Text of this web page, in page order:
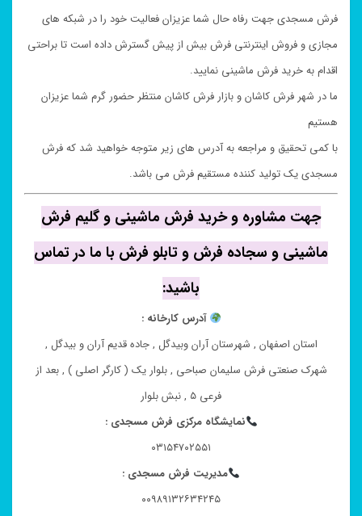
فرش مسجدی جهت رفاه حال شما عزیزان فعالیت خود را در شبکه های
مجازی و فروش اینترنتی فرش بیش از پیش گسترش داده است تا براحتی
اقدام به خرید فرش ماشینی نمایید.
ما در شهر فرش کاشان و بازار فرش کاشان منتظر حضور گرم شما عزیزان
هستیم
با کمی تحقیق و مراجعه به آدرس های زیر متوجه خواهید شد که فرش
مسجدی یک تولید کننده مستقیم فرش می باشد.
جهت مشاوره و خرید فرش ماشینی و گلیم فرش
ماشینی و سجاده فرش و تابلو فرش با ما در تماس
باشید:
آدرس کارخانه :
استان اصفهان , شهرستان آران وبیدگل , جاده قدیم آران و بیدگل ,
شهرک صنعتی فرش سلیمان صباحی , بلوار یک ( کارگر اصلی ) , بعد از
فرعی ۵ , نبش بلوار
نمایشگاه مرکزی فرش مسجدی :
۰۳۱۵۴۷۰۲۵۵۱
مدیریت فرش مسجدی :
۰۰۹۸۹۱۳۲۶۳۴۲۴۵